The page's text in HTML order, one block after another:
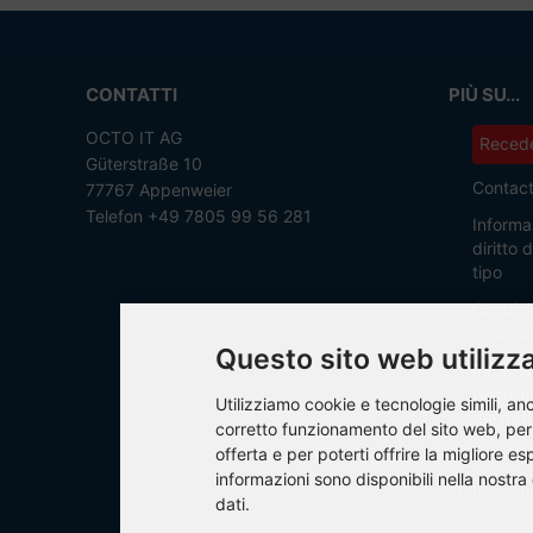
CONTATTI
OCTO IT AG
Güterstraße 10
77767 Appenweier
Telefon +49 7805 99 56 281
PIÙ SU...
Contact
diritto
tipo
dei dati
Imprint
Questo sito web
Utilizziamo cookie e tecnologie simili,
corretto funzionamento del sito web,
offerta e per poterti offrire la migliore
informazioni sono disponibili nella
dati.